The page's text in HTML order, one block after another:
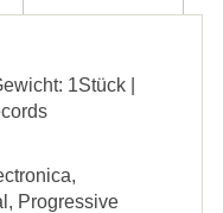
1Stück |
Progressive